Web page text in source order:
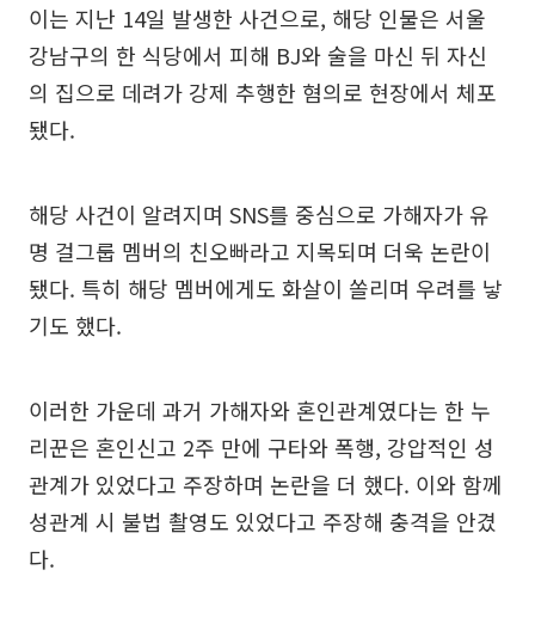
이는 지난 14일 발생한 사건으로, 해당 인물은 서울
강남구의 한 식당에서 피해 BJ와 술을 마신 뒤 자신
의 집으로 데려가 강제 추행한 혐의로 현장에서 체포
됐다.
해당 사건이 알려지며 SNS를 중심으로 가해자가 유
명 걸그룹 멤버의 친오빠라고 지목되며 더욱 논란이
됐다. 특히 해당 멤버에게도 화살이 쏠리며 우려를 낳
기도 했다.
이러한 가운데 과거 가해자와 혼인관계였다는 한 누
리꾼은 혼인신고 2주 만에 구타와 폭행, 강압적인 성
관계가 있었다고 주장하며 논란을 더 했다. 이와 함께
성관계 시 불법 촬영도 있었다고 주장해 충격을 안겼
다.